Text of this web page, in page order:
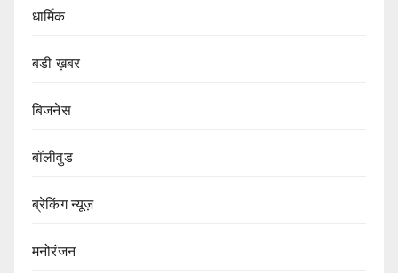
धार्मिक
बडी ख़बर
बिजनेस
बॉलीवुड
ब्रेकिंग न्यूज़
मनोरंजन